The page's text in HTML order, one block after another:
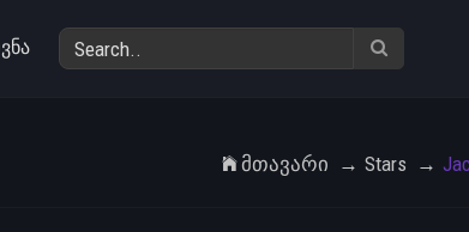
Მთავარი Stars